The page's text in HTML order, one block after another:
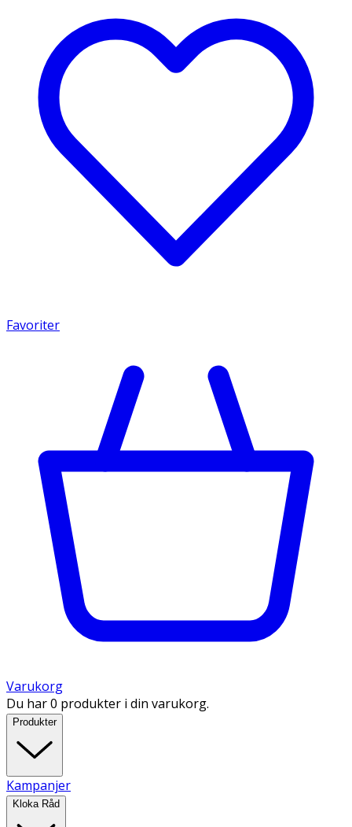
Favoriter
Varukorg
Du har 0 produkter i din varukorg.
Produkter
Kampanjer
Kloka Råd